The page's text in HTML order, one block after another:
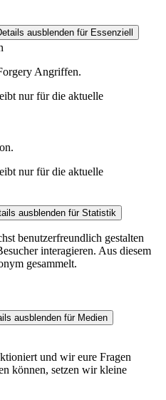
ausblenden für Essenziell
Angriffen.
nur für die aktuelle
nur für die aktuelle
ausblenden für Statistik
benutzerfreundlich gestalten
interagieren. Aus diesem
gesammelt.
ausblenden für Medien
und wir eure Fragen
können, setzen wir kleine